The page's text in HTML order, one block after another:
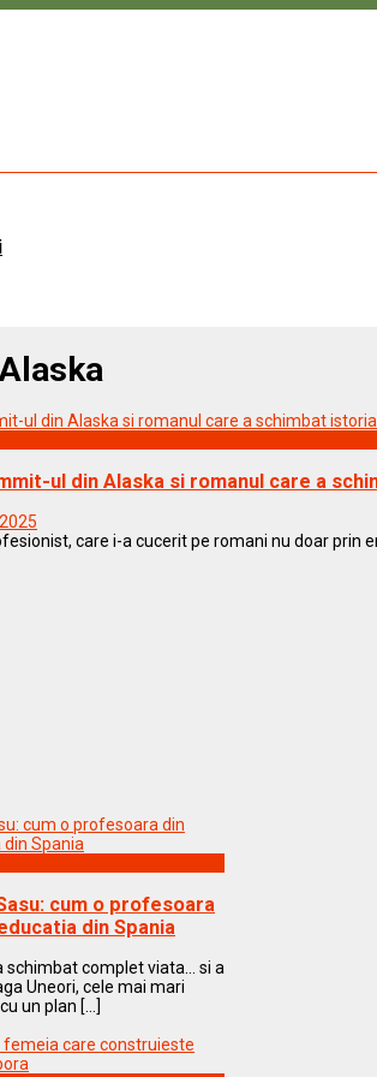
ul din Alaska si romanul care a
care i-a cucerit pe romani nu doar
cum o profesoara
din Spania
schimbat complet viata… si a
Uneori, cele mai mari
un plan [...]